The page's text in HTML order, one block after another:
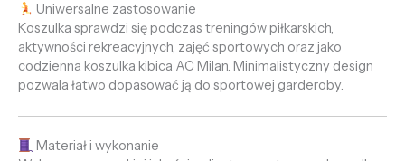
Uniwersalne zastosowanie
Koszulka sprawdzi się podczas treningów piłkarskich,
aktywności rekreacyjnych, zajęć sportowych oraz jako
codzienna koszulka kibica AC Milan. Minimalistyczny design
pozwala łatwo dopasować ją do sportowej garderoby.
Materiał i wykonanie